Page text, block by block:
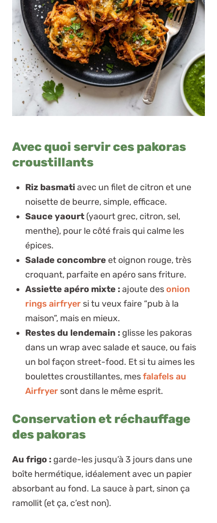
Avec quoi servir ces pakoras
croustillants
Riz basmati avec un filet de citron et une
noisette de beurre, simple, efficace.
Sauce yaourt (yaourt grec, citron, sel,
menthe), pour le côté frais qui calme les
épices.
Salade concombre et oignon rouge, très
croquant, parfaite en apéro sans friture.
Assiette apéro mixte :ajoute desonion
rings airfryer si tu veux faire “pub à la
maison”, mais en mieux.
Restes du lendemain : glisse les pakoras
dans un wrap avec salade et sauce, ou fais
un bol façon street-food. Et si tu aimes les
boulettes croustillantes, mesfalafels au
Airfryer sont dans le même esprit.
Conservation et réchauffage
des pakoras
Au frigo : garde-les jusqu’à 3 jours dans une
boîte hermétique, idéalement avec un papier
absorbant au fond. La sauce à part, sinon ça
ramollit (et ça, c’est non).